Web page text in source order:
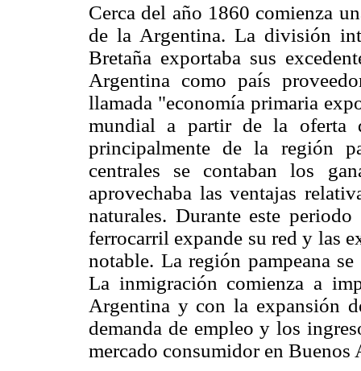
Cerca del año 1860 comienza
de la Argentina. La división
Bretaña exportaba sus
Argentina como país
llamada "economía primaria
mundial a partir de la oferta
principalmente de la región
centrales se contaban los
aprovechaba las ventajas
naturales. Durante este
ferrocarril expande su red y las
notable. La región pampeana
La inmigración comienza a
Argentina y con la expansión
demanda de empleo y los
mercado consumidor en